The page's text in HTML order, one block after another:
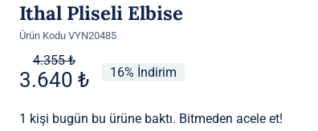
Ithal Pliseli Elbise
Ürün KoduVYN20485
4.355₺
Orijinal
fiyat:
4.355 ₺.
3.640₺
Şu
andaki
fiyat:
16% İndirim
1 kişi bugün bu ürüne baktı. Bitmeden acele et!